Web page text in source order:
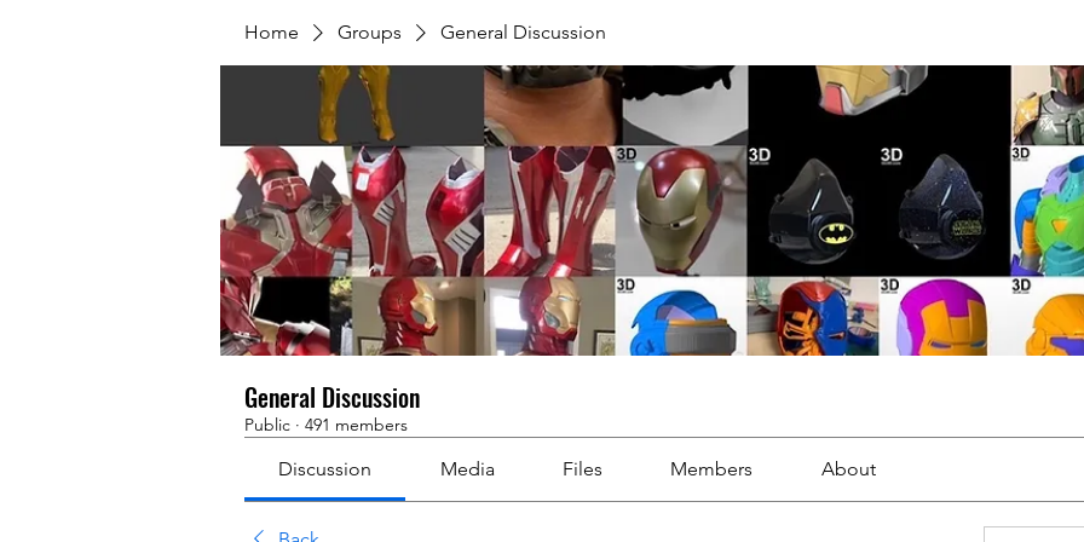
Home Groups General Discussion
General Discussion
Public · 491 members
Discussion Media Files Members About